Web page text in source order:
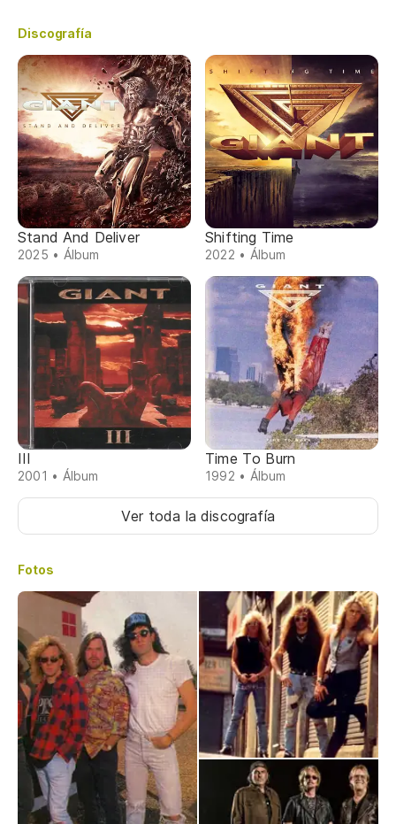
Discografía
Stand And Deliver
2025 • Álbum
Shifting Time
2022 • Álbum
III
2001 • Álbum
Time To Burn
1992 • Álbum
Ver toda la discografía
Fotos